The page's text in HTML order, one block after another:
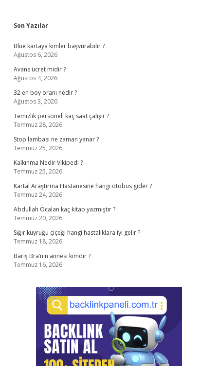
Sidebar
Son Yazılar
Blue kartaya kimler başvurabilir ?
Ağustos 6, 2026
Avans ücret midir ?
Ağustos 4, 2026
32 en boy oranı nedir ?
Ağustos 3, 2026
Temizlik personeli kaç saat çalışır ?
Temmuz 28, 2026
Stop lambası ne zaman yanar ?
Temmuz 25, 2026
Kalkınma Nedir Vikipedi ?
Temmuz 25, 2026
Kartal Araştırma Hastanesine hangi otobüs gider ?
Temmuz 24, 2026
Abdullah Öcalan kaç kitap yazmıştır ?
Temmuz 20, 2026
Sığır kuyruğu çiçeği hangi hastalıklara iyi gelir ?
Temmuz 18, 2026
Barış Bra’nın annesi kimdir ?
Temmuz 16, 2026